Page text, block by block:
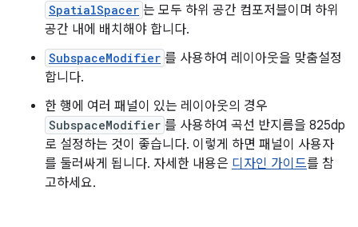
SpatialSpacer 는 모두 하위 공간 컴포저블이며 하위
공간 내에 배치해야 합니다.
SubspaceModifier 를 사용하여 레이아웃을 맞춤설정
합니다.
한 행에 여러 패널이 있는 레이아웃의 경우
SubspaceModifier 를 사용하여 곡선 반지름을 825dp
로 설정하는 것이 좋습니다. 이렇게 하면 패널이 사용자
를 둘러싸게 됩니다. 자세한 내용은 디자인 가이드를 참
고하세요.